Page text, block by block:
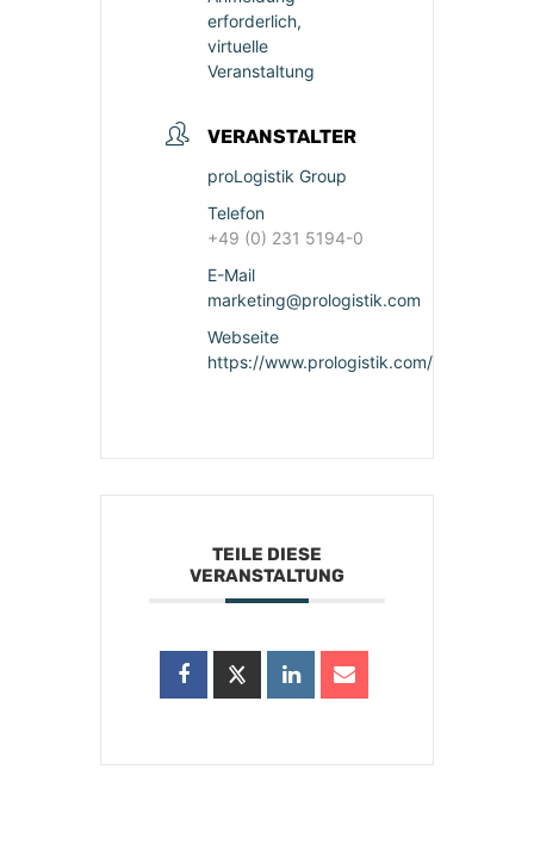
erforderlich,
virtuelle
Veranstaltung
VERANSTALTER
proLogistik Group
Telefon
+49 (0) 231 5194-0
E-Mail
marketing@prologistik.com
Webseite
https://www.prologistik.com/
TEILE DIESE
VERANSTALTUNG